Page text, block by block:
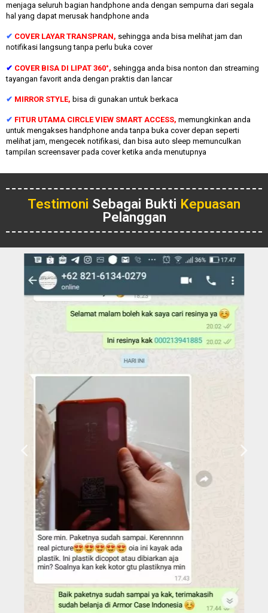
menjaga seluruh bagian handphone anda dengan sempurna dari segala
hal yang dapat merusak handphone anda
✔ COVER LAYAR TRANSPRAN, sehingga anda bisa melihat jam dan
notifikasi langsung tanpa perlu buka cover
✔ COVER BISA DI LIPAT 360°, sehingga anda bisa nonton dan streaming
tayangan favorit anda dengan praktis dan lancar
✔ MIRROR STYLE, bisa di gunakan untuk berkaca
✔ FITUR UTAMA CIRCLE VIEW SMART ACCESS, memungkinkan anda
untuk mengakses handphone anda tanpa buka cover depan seperti
melihat jam, mengecek notifikasi, dan bisa auto sleep memunculkan
tampilan screensaver pada cover ketika anda menutupnya
Testimoni Sebagai Bukti Kepuasan
Pelanggan